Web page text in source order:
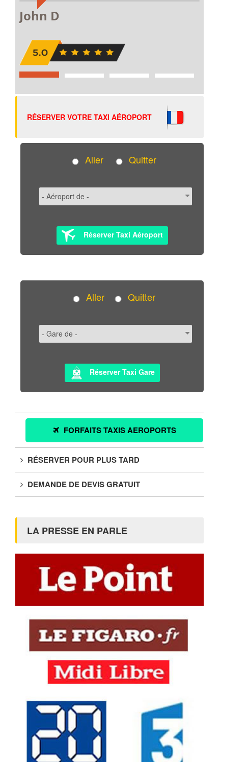
RÉSERVER VOTRE TAXI AÉROPORT
Aller Quitter
Réserver Taxi Aéroport
Aller Quitter
Réserver Taxi Gare
FORFAITS TAXIS AEROPORTS
RÉSERVER POUR PLUS TARD
DEMANDE DE DEVIS GRATUIT
LA PRESSE EN PARLE